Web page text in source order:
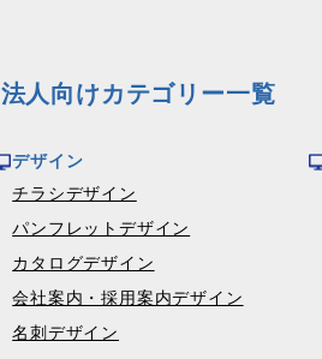
法人向けカテゴリー一覧
デザイン
チラシデザイン
パンフレットデザイン
カタログデザイン
会社案内・採用案内デザイン
名刺デザイン